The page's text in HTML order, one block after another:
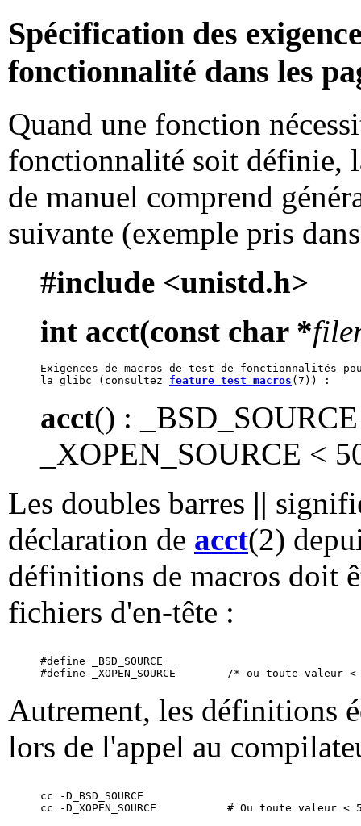
Spécification des
fonctionnalité dans les
Quand une fonction
fonctionnalité soit définie,
de manuel comprend
suivante (exemple pris
#include <unistd.h>
int acct(const char *
Exigences de macros de test de fonctionnalités
la glibc (consultez feature_test_macros
acct() :
_XOPEN_SOURCE <
Les doubles barres ||
déclaration de acct(2)
définitions de macros doit
fichiers d'en-tête :
#define _BSD_SOURCE
Autrement, les définitions
lors de l'appel au
cc -D_BSD_SOURCE